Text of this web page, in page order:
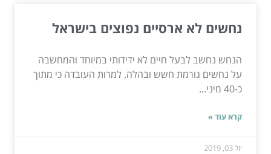
נחשים לא ארסיים נפוצים בישראל
הנחש נחשב לבעל חיים לא ידידותי במיוחד והמחשבה
על נחשים גורמת חשש ובהלה. למרות העובדה כי מתוך
כ-40 מיני...
קרא עוד »
יול 03, 2019